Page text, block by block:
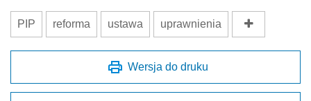
PIP reforma ustawa uprawnienia
Wersja do druku